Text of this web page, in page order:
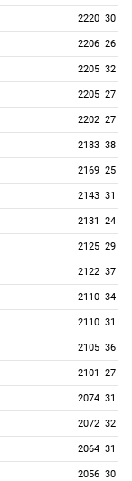
2220 30
2206 26
2205 32
2205 27
2202 27
2183 38
2169 25
2143 31
2131 24
2125 29
2122 37
2110 34
2110 31
2105 36
2101 27
2074 31
2072 32
2064 31
2056 30